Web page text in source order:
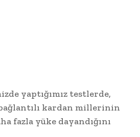
yaptığımız testlerde,
kardan millerinin
fazla yüke dayandığını